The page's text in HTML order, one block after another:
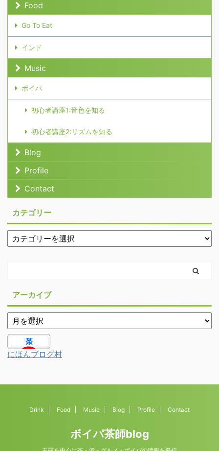
Food
Go To Eat
インド
Music
ボイパ
初心者講座1:音色を知る
初心者講座2:リズムを知る
Blog
Profile
Contact
カテゴリー
アーカイブ
にほんブログ村
Drink Food Music Blog Profile Contact
ボイパ茶師blog